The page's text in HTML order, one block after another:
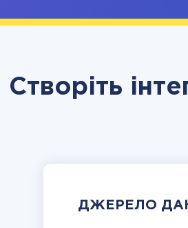
Створіть
ДЖЕРЕЛО